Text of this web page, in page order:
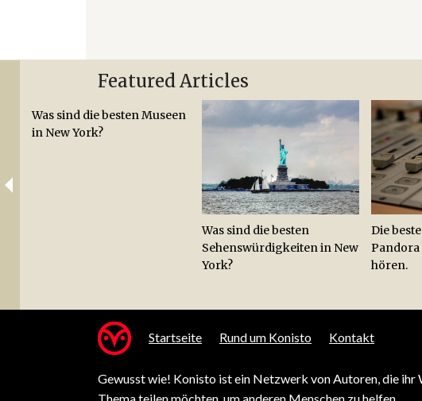
Featured Articles
Was sind die besten Museen
in New York?
Was sind die besten
Sehenswürdigkeiten in New
York?
Die
Pandora
hören.
Startseite Rund um Konisto Kontakt
Gewusst wie! Konisto ist ein Netzwerk von Autoren, die ihr